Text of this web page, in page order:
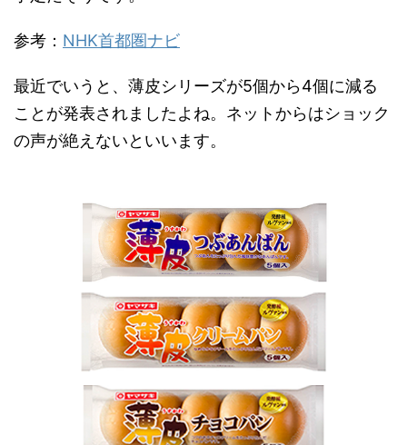
参考： NHK首都圏ナビ
最近でいうと、薄皮シリーズが5個から4個に減る
ことが発表されましたよね。ネットからはショック
の声が絶えないといいます。